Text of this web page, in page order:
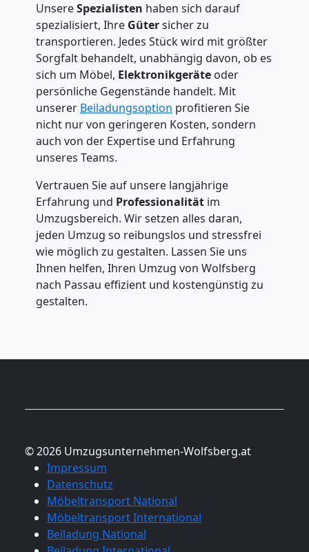
UnsereSpezialisten haben sich darauf
spezialisiert, Ihre Gütersicher zu
transportieren. Jedes Stück wird mit größter
Sorgfalt behandelt, unabhängig davon, ob es
sich um Möbel, Elektronikgeräte oder
persönliche Gegenstände handelt. Mit
unserer Beiladungsoption profitieren Sie
nicht nur von geringeren Kosten, sondern
auch von der Expertise und Erfahrung
unseres Teams.
Vertrauen Sie auf unsere langjährige
Erfahrung und Professionalität im
Umzugsbereich. Wir setzen alles daran,
jeden Umzug so reibungslos und stressfrei
wie möglich zu gestalten. Lassen Sie uns
Ihnen helfen, Ihren Umzug von Wolfsberg
nach Passau effizient und kostengünstig zu
gestalten.
© 2026 Umzugsunternehmen-Wolfsberg.at
Impressum
Datenschutz
Möbeltransport National
Möbeltransport International
Beiladung National